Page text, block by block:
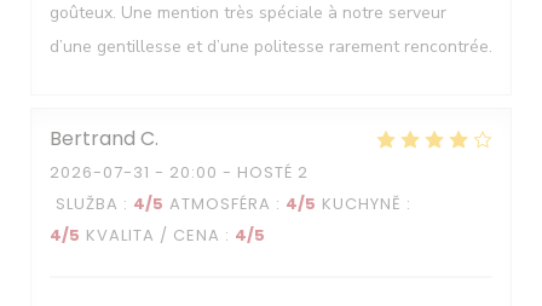
goûteux. Une mention très spéciale à notre serveur
d’une gentillesse et d’une politesse rarement rencontrée.
Bertrand C
2026-07-31 - 20:00 - HOSTÉ 2
SLUŽBA : 4/5 ATMOSFÉRA : 4/5 KUCHYNĚ :
4/5 KVALITA / CENA : 4/5